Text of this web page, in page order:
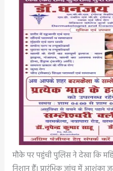
मौके पर पहुंची पुलिस ने देखा कि